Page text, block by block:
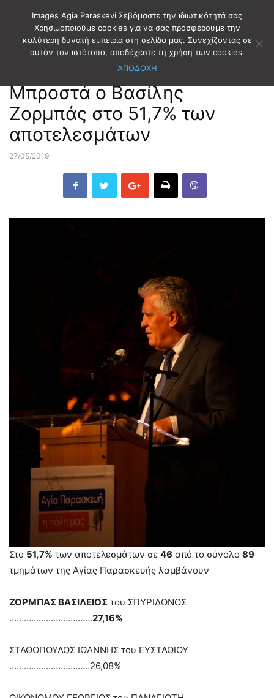
Αρχική ΕΚΛΟΓΕΣ ΔΗΜΟΤΙΚΕΣ ΕΚΛΟΓΕΣ
ΔΗΜΟΤΙΚΕΣ ΕΚΛΟΓΕΣ
Μπροστά ο Βασίλης
Ζορμπάς στο 51,7% των
αποτελεσμάτων
27/05/2019
Στο 51,7% των αποτελεσμάτων σε 46 από το σύνολο 89
τμημάτων της Αγίας Παρασκευής λαμβάνουν
ΖΟΡΜΠΑΣ ΒΑΣΙΛΕΙΟΣ του ΣΠΥΡΙΔΩΝΟΣ
…………………………….27,16%
ΣΤΑΘΟΠΟΥΛΟΣ ΙΩΑΝΝΗΣ του ΕΥΣΤΑΘΙΟΥ
……………………………26,08%
Images Agia Paraskevi Σεβόμαστε την ιδιωτικότητά σας
Χρησιμοποιούμε cookies για να σας προσφέρουμε την
καλύτερη δυνατή εμπειρία στη σελίδα μας. Συνεχίζοντας σε
αυτόν τον ιστότοπο, αποδέχεστε τη χρήση των cookies.
ΑΠΟΔΟΧΗ